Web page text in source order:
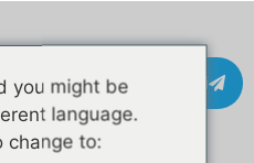
Kontakti
you might be
language.
change to: